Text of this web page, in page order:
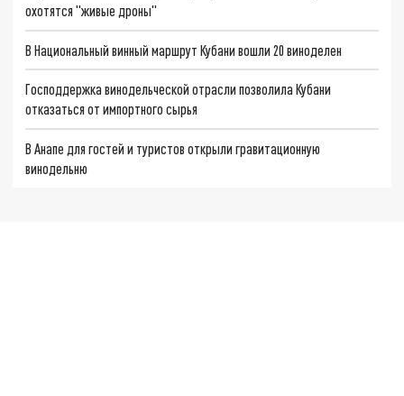
охотятся "живые дроны"
В Национальный винный маршрут Кубани вошли 20 виноделен
Господдержка винодельческой отрасли позволила Кубани
отказаться от импортного сырья
В Анапе для гостей и туристов открыли гравитационную
винодельню